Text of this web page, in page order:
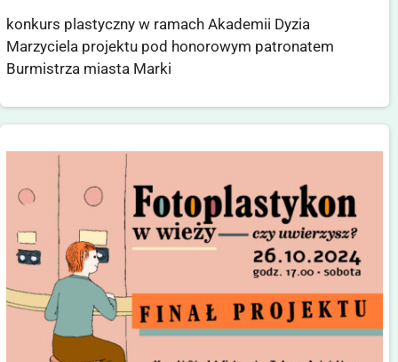
konkurs plastyczny w ramach Akademii Dyzia
Marzyciela projektu pod honorowym patronatem
Burmistrza miasta Marki